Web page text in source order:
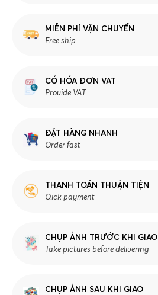
MIỄN PHÍ VẬN CHUYỂN
Free ship
CÓ HÓA ĐƠN VAT
Provide VAT
ĐẶT HÀNG NHANH
Order fast
THANH TOÁN THUẬN TIỆN
Qick payment
CHỤP ẢNH TRƯỚC KHI GIAO
Take pictures before delivering
CHỤP ẢNH SAU KHI GIAO